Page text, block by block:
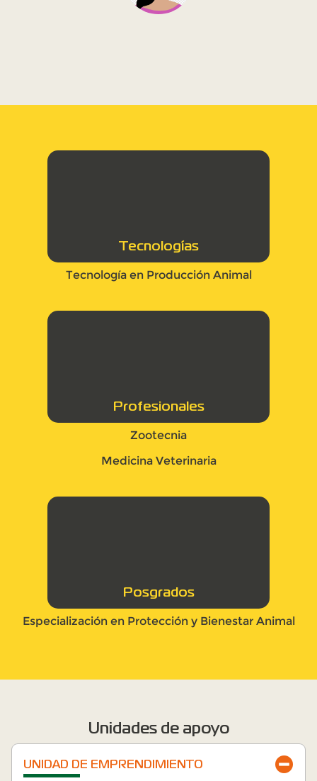
Tecnologías
Tecnología en Producción Animal
Profesionales
Zootecnia
Medicina Veterinaria
Posgrados
Especialización en Protección y Bienestar Animal
Unidades de apoyo
UNIDAD DE EMPRENDIMIENTO